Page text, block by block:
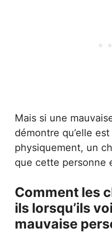
Mais si une
démontre qu’elle
physiquement, un
que cette personne
Comment les
ils lorsqu’ils
mauvaise